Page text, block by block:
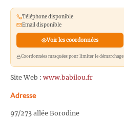
Téléphone disponible
Email disponible
Voir les coordonnées
Coordonnées masquées pour limiter le démarchage
Site Web : www.babilou.fr
Adresse
97/273 allée Borodine